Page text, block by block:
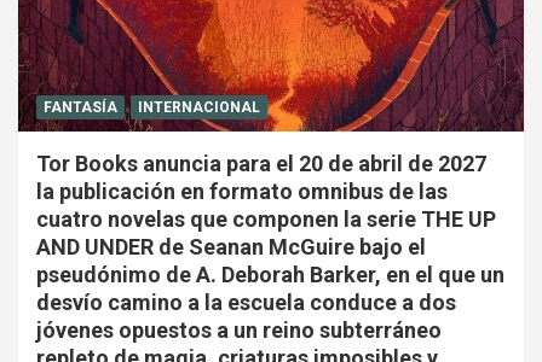
FANTASÍA INTERNACIONAL
Tor Books anuncia para el 20 de abril de 2027
la publicación en formato omnibus de las
cuatro novelas que componen la serie THE UP
AND UNDER de Seanan McGuire bajo el
pseudónimo de A. Deborah Barker, en el que un
desvío camino a la escuela conduce a dos
jóvenes opuestos a un reino subterráneo